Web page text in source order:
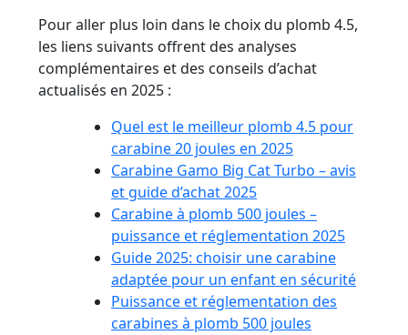
Pour aller plus loin dans le choix du plomb 4.5,
les liens suivants offrent des analyses
complémentaires et des conseils d’achat
actualisés en 2025 :
Quel est le meilleur plomb 4.5 pour
carabine 20 joules en 2025
Carabine Gamo Big Cat Turbo – avis
et guide d’achat 2025
Carabine à plomb 500 joules –
puissance et réglementation 2025
Guide 2025: choisir une carabine
adaptée pour un enfant en sécurité
Puissance et réglementation des
carabines à plomb 500 joules